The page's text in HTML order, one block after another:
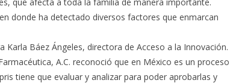
donde ha detectado diversos factores que enmarcan
Báez Ángeles, directora de Acceso a la Innovación.
A.C. reconoció que en México es un proceso
tiene que evaluar y analizar para poder aprobarlas y